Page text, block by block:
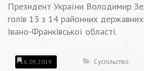
Президент України Володимир
голів 13 з 14 районних державних
Івано-Франківської області.
16.09.2019 Суспільство